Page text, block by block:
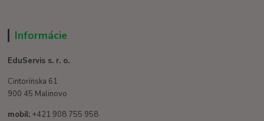
Informácie
EduServis s. r. o.
Cintorínska 61
900 45 Malinovo
mobil: +421 908 755 958